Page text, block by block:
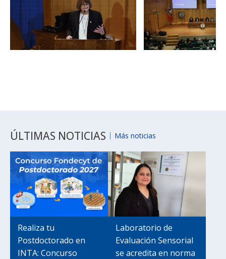
ÚLTIMAS NOTICIAS Más noticias
Realiza tu
Postdoctorado en
INTA: Concurso
Laboratorio de
Evaluación Sensorial
se acredita en norma